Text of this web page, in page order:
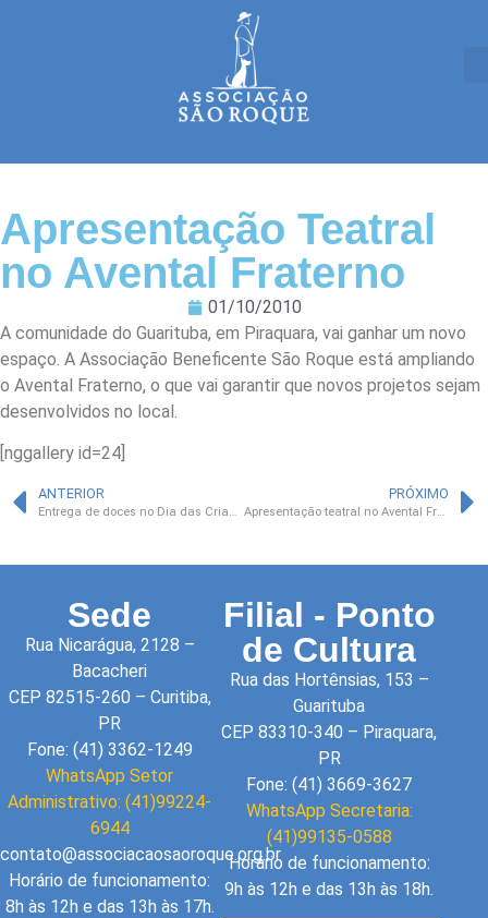
Apresentação Teatral
no Avental Fraterno
01/10/2010
A comunidade do Guarituba, em Piraquara, vai ganhar um novo
espaço. A Associação Beneficente São Roque está ampliando
o Avental Fraterno, o que vai garantir que novos projetos sejam
desenvolvidos no local.
[nggallery id=24]
ANTERIOR
Entrega de doces no Dia das Crianças
PRÓXIMO
Apresentação teatral no Avental Fraterno
Sede
Rua Nicarágua, 2128 –
Bacacheri
CEP 82515-260 – Curitiba,
PR
Fone: (41) 3362-1249
WhatsApp Setor
Administrativo: (41)99224-
6944
contato@associacaosaoroque.org.br
Horário de funcionamento:
8h às 12h e das 13h às 17h.
Filial - Ponto
de Cultura
Rua das Hortênsias, 153 –
Guarituba
CEP 83310-340 – Piraquara,
PR
Fone: (41) 3669-3627
WhatsApp Secretaria:
(41)99135-0588
Horário de funcionamento:
9h às 12h e das 13h às 18h.